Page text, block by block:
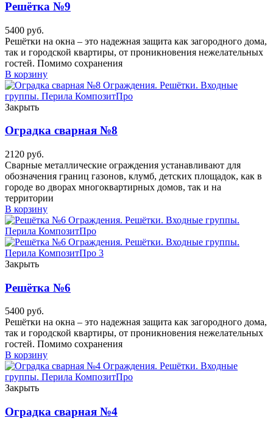
Решётка №9
5400 руб.
Решётки на окна – это надежная защита как загородного дома,
так и городской квартиры, от проникновения нежелательных
гостей. Помимо сохранения
В корзину
Закрыть
Оградка сварная №8
2120 руб.
Сварные металлические ограждения устанавливают для
обозначения границ газонов, клумб, детских площадок, как в
городе во дворах многоквартирных домов, так и на
территории
В корзину
Закрыть
Решётка №6
5400 руб.
Решётки на окна – это надежная защита как загородного дома,
так и городской квартиры, от проникновения нежелательных
гостей. Помимо сохранения
В корзину
Закрыть
Оградка сварная №4